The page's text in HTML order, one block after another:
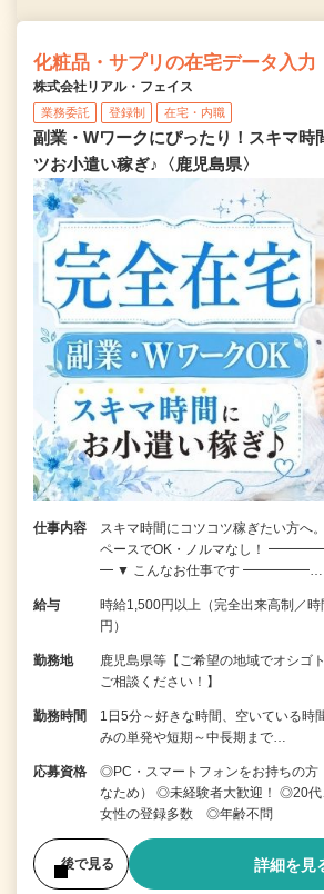
化粧品・サプリの在宅データ入力
株式会社リアル・フェイス
業務委託 登録制 在宅・内職
副業・Wワークにぴったり！スキマ時
ツお小遣い稼ぎ♪〈鹿児島県〉
仕事内容
スキマ時間にコツコツ稼ぎたい方へ
ペースでOK・ノルマなし！
━ ▼ こんなお仕事です ━━━━━…
給与
時給1,500円以上（完全出来高制／
円）
勤務地
鹿児島県等【ご希望の地域でオシゴ
ご相談ください！】
勤務時間
1日5分～好きな時間、空いている
みの単発や短期～中長期まで…
応募資格
◎PC・スマートフォンをお持ちの
なため） ◎未経験者大歓迎！ ◎20
女性の登録多数 ◎年齢不問
後で見る 詳細を見